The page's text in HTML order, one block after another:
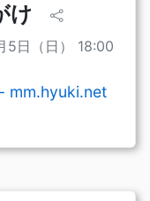
け
5日（日） 18:00
mm.hyuki.net